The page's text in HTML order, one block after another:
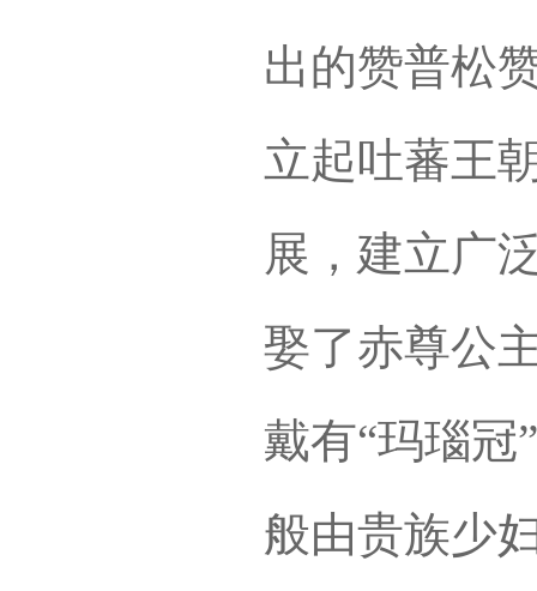
出的赞普松
立起吐蕃王
展，建立广
娶了赤尊公
戴有“玛瑙冠
般由贵族少